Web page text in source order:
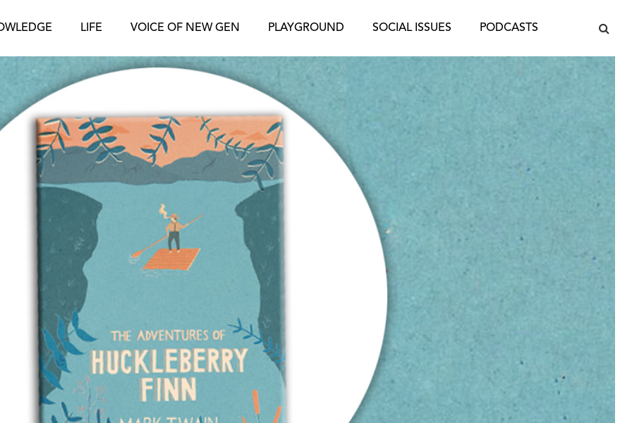
LIFE VOICE OF NEW GEN PLAYGROUND SOCIAL ISSUES PODCASTS